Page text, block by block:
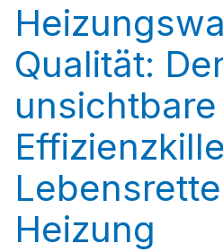
Qualität:
unsichtbare
Heizung